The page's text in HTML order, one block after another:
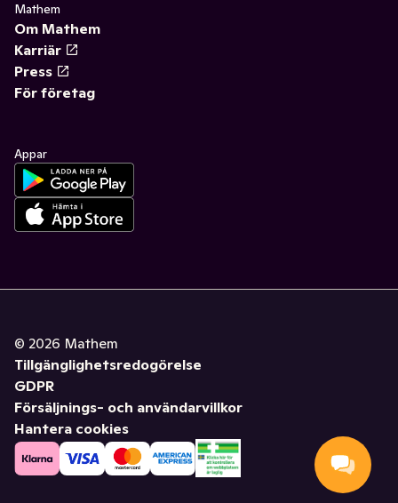
Mathem
Om Mathem
Karriär
Press
För företag
Appar
© 2026 Mathem
Tillgänglighetsredogörelse
GDPR
Försäljnings- och användarvillkor
Hantera cookies